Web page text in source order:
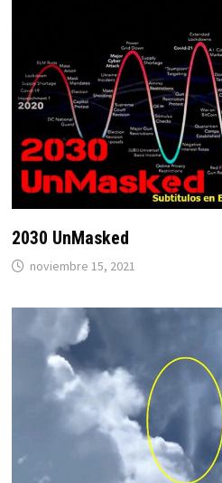
2030 UnMasked
noviembre 15, 2021